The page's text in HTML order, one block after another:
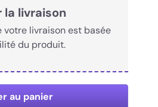
livraison
votre livraison est basée
du produit.
au panier